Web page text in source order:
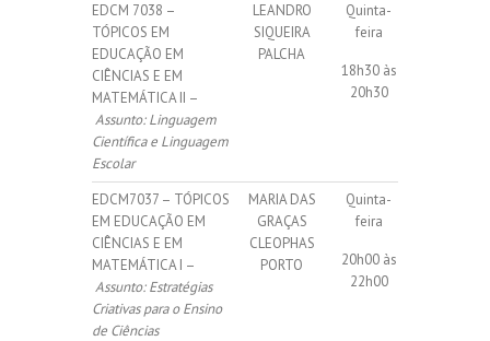
EDCM 7038 –
TÓPICOS EM
EDUCAÇÃO EM
CIÊNCIAS E EM
MATEMÁTICA II –
Assunto: Linguagem
Científica e Linguagem
Escolar
LEANDRO
SIQUEIRA
PALCHA
Quinta-
feira
18h30 às
20h30
EDCM7037 – TÓPICOS
EM EDUCAÇÃO EM
CIÊNCIAS E EM
MATEMÁTICA I –
Assunto: Estratégias
Criativas para o Ensino
de Ciências
MARIA DAS
GRAÇAS
CLEOPHAS
PORTO
Quinta-
feira
20h00 às
22h00